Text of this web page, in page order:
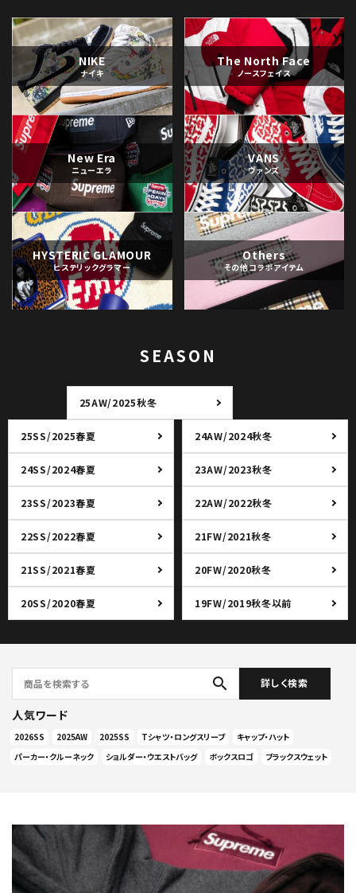
NIKE
ナイキ
The North Face
ノースフェイス
New Era
ニューエラ
VANS
ヴァンズ
HYSTERIC GLAMOUR
ヒステリックグラマー
Others
その他コラボアイテム
SEASON
25AW/2025秋冬
25SS/2025春夏 24AW/2024秋冬
24SS/2024春夏 23AW/2023秋冬
23SS/2023春夏 22AW/2022秋冬
22SS/2022春夏 21FW/2021秋冬
21SS/2021春夏 20FW/2020秋冬
20SS/2020春夏 19FW/2019秋冬以前
search 詳しく検索
人気ワード
2026SS 2025AW 2025SS Tシャツ・ロングスリーブ
キャップ・ハット
パーカー・クルーネック
ショルダー・ウエストバッグ ボックスロゴ ブラックスウェット